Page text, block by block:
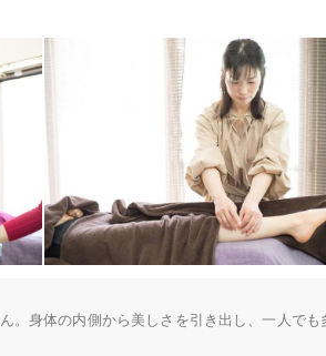
当日予約
往療あり
たします。
。身体の内側から美しさを引き出し、一人でも
を見た」